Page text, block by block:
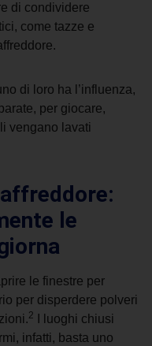
di condividere
come tazze e
di loro ha l’influenza,
per giocare,
vengano lavati
le
le finestre per
per disperdere polveri
2
I luoghi chiusi
infatti, basta uno